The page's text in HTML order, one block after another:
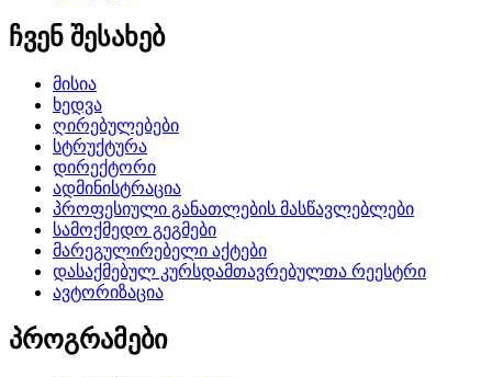
ჩვენ შესახებ
მისია
ხედვა
ღირებულებები
სტრუქტურა
დირექტორი
ადმინისტრაცია
პროფესიული განათლების მასწავლებლები
სამოქმედო გეგმები
მარეგულირებელი აქტები
დასაქმებულ კურსდამთავრებულთა რეესტრი
ავტორიზაცია
პროგრამები